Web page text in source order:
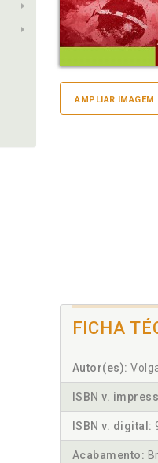
AMPLIAR IMAGEM
FICHA
Autor(es):
ISBN v.
ISBN v. digital:
Acabamento: